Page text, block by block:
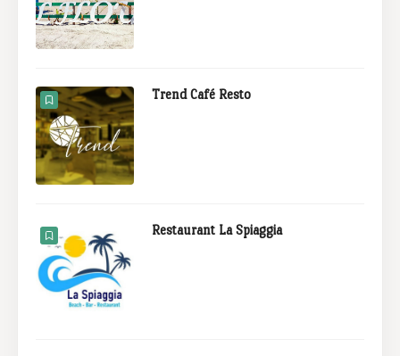
Trend Café Resto
Restaurant La Spiaggia